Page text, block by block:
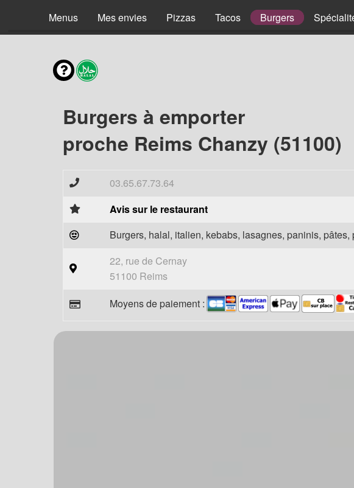
Menus Mes envies Pizzas Tacos Burgers
Burgers à emporter
proche Reims Chanzy (51100)
03.65.67.73.64
Avis sur le restaurant
Burgers, halal, italien, kebabs, lasagnes, paninis,
22, rue de Cernay
51100 Reims
Moyens de paiement :